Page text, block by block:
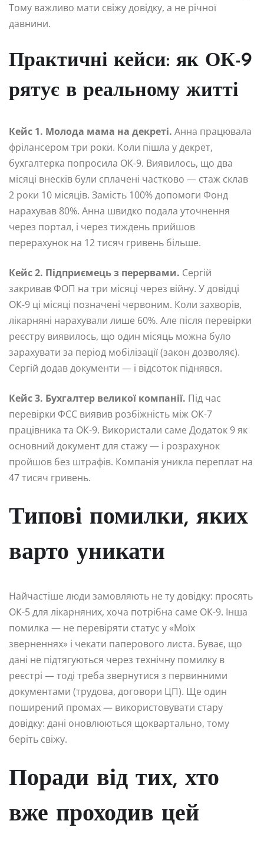
Тому важливо мати свіжу довідку, а не річної
давнини.
Практичні кейси: як ОК-9
рятує в реальному житті
Кейс 1. Молода мама на декреті. Анна працювала
фрілансером три роки. Коли пішла у декрет,
бухгалтерка попросила ОК-9. Виявилось, що два
місяці внесків були сплачені частково — стаж склав
2 роки 10 місяців. Замість 100% допомоги Фонд
нарахував 80%. Анна швидко подала уточнення
через портал, і через тиждень прийшов
перерахунок на 12 тисяч гривень більше.
Кейс 2. Підприємець з перервами. Сергій
закривав ФОП на три місяці через війну. У довідці
ОК-9 ці місяці позначені червоним. Коли захворів,
лікарняні нарахували лише 60%. Але після перевірки
реєстру виявилось, що один місяць можна було
зарахувати за період мобілізації (закон дозволяє).
Сергій додав документи — і відсоток піднявся.
Кейс 3. Бухгалтер великої компанії. Під час
перевірки ФСС виявив розбіжність між ОК-7
працівника та ОК-9. Використали саме Додаток 9 як
основний документ для стажу — і розрахунок
пройшов без штрафів. Компанія уникла переплат на
47 тисяч гривень.
Типові помилки, яких
варто уникати
Найчастіше люди замовляють не ту довідку: просять
ОК-5 для лікарняних, хоча потрібна саме ОК-9. Інша
помилка — не перевіряти статус у «Моїх
зверненнях» і чекати паперового листа. Буває, що
дані не підтягуються через технічну помилку в
реєстрі — тоді треба звернутися з первинними
документами (трудова, договори ЦП). Ще один
поширений промах — використовувати стару
довідку: дані оновлюються щоквартально, тому
беріть свіжу.
Поради від тих, хто
вже проходив цей